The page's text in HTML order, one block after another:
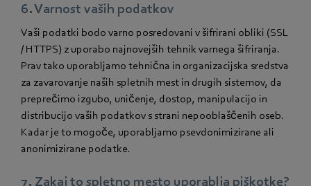
6. Varnost vaših podatkov
Vaši podatki bodo varno posredovani v šifrirani obliki (SSL
/ HTTPS) z uporabo najnovejših tehnik varnega šifriranja.
Prav tako uporabljamo tehnična in organizacijska sredstva
za zavarovanje naših spletnih mest in drugih sistemov, da
preprečimo izgubo, uničenje, dostop, manipulacijo in
distribucijo vaših podatkov s strani nepooblaščenih oseb.
Kadar je to mogoče, uporabljamo psevdonimizirane ali
anonimizirane podatke.
7. Zakaj to spletno mesto uporablja piškotke?